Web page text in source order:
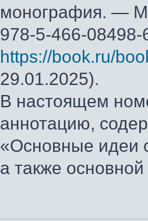
монография. —
978-5-466-
https://book.ru/
29.01.2025).
В настоящем
аннотацию,
«Основные идеи
а также